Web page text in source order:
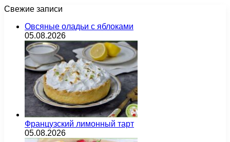
Свежие записи
Овсяные оладьи с яблоками
05.08.2026
Французский лимонный тарт
05.08.2026